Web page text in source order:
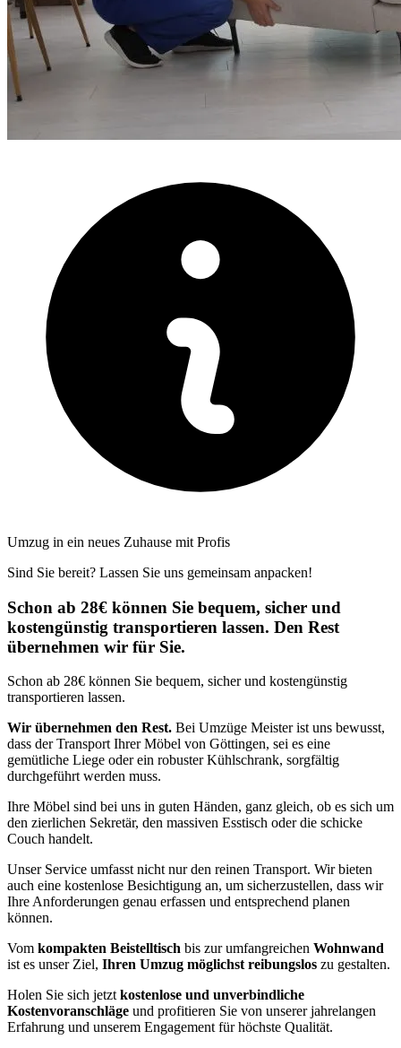
Umzug in ein neues Zuhause mit Profis
Sind Sie bereit? Lassen Sie uns gemeinsam anpacken!
Schon ab 28€ können Sie bequem, sicher und
kostengünstig transportieren lassen. Den Rest
übernehmen wir für Sie.
Schon ab 28€ können Sie bequem, sicher und kostengünstig
transportieren lassen.
Wir übernehmen den Rest. Bei Umzüge Meister ist uns bewusst,
dass der Transport Ihrer Möbel von Göttingen, sei es eine
gemütliche Liege oder ein robuster Kühlschrank, sorgfältig
durchgeführt werden muss.
Ihre Möbel sind bei uns in guten Händen, ganz gleich, ob es sich um
den zierlichen Sekretär, den massiven Esstisch oder die schicke
Couch handelt.
Unser Service umfasst nicht nur den reinen Transport. Wir bieten
auch eine kostenlose Besichtigung an, um sicherzustellen, dass wir
Ihre Anforderungen genau erfassen und entsprechend planen
können.
Vom kompakten Beistelltisch bis zur umfangreichen Wohnwand
ist es unser Ziel, Ihren Umzug möglichst reibungslos zu gestalten.
Holen Sie sich jetzt kostenlose und unverbindliche
Kostenvoranschläge und profitieren Sie von unserer jahrelangen
Erfahrung und unserem Engagement für höchste Qualität.